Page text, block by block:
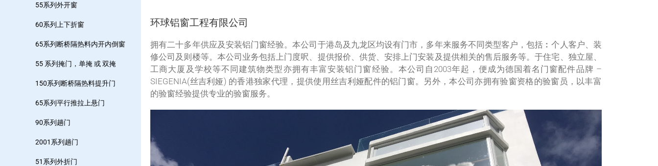
55系列外开窗
60系列上下折窗
65系列断桥隔热料内开内倒窗
55 系列掩门，单掩 或 双掩
150系列断桥隔热料提升门
65系列平行推拉上悬门
90系列趟门
2001系列趟门
51系列外折门
环球铝窗工程有限公司
拥有二十多年供应及安装铝门窗经验。本公司于港岛及九龙区均设有门市，多年来服务不同类型客户，包括︰个人客户、装
修公司及则楼等。本公司业务包括上门度呎、提供报价、供货、安排上门安装及提供相关的售后服务等。于住宅、独立屋、
工商大厦及学校等不同建筑物类型亦拥有丰富安装铝门窗经验。本公司自2003年起，便成为德国着名门窗配件品牌 –
SIEGENIA(丝吉利娅) 的香港独家代理，提供使用丝吉利娅配件的铝门窗。另外，本公司亦拥有验窗资格的验窗员，以丰富
的验窗经验提供专业的验窗服务。